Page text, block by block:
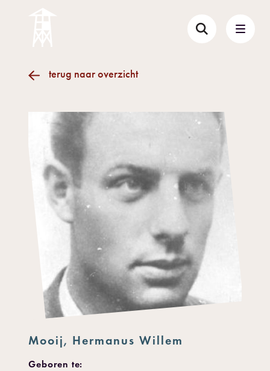
terug naar overzicht
Mooij, Hermanus Willem
Geboren te: